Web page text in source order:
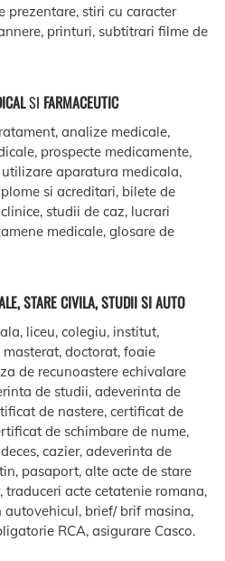
prezentare, stiri cu caracter
printuri, subtitrari filme de
SI FARMACEUTIC
analize medicale,
prospecte medicamente,
aparatura medicala,
si acreditari, bilete de
studii de caz, lucrari
medicale, glosare de
STARE CIVILA, STUDII SI AUTO
liceu, colegiu, institut,
doctorat, foaie
de recunoastere echivalare
de studii, adeverinta de
de nastere, certificat de
de schimbare de nume,
cazier, adeverinta de
pasaport, alte acte de stare
traduceri acte cetatenie romana,
autovehicul, brief/ brif masina,
RCA, asigurare Casco.